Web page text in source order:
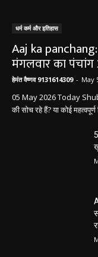
धर्म कर्म और इतिहास
Aaj ka
मंगलवार का
हेमंत वैष्णव 9131614309 - May
05 May 2026 Today
की सोच रहे हैं? या कोई